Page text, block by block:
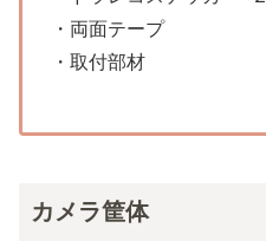
・両面テープ
・取付部材
カメラ筐体